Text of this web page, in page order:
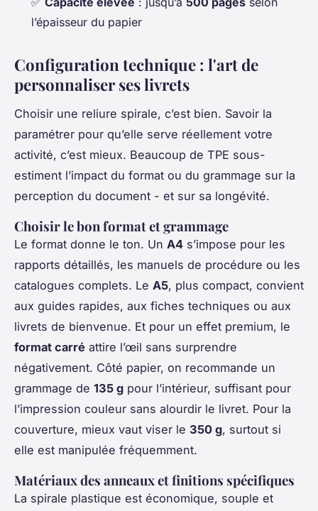
l’épaisseur du papier
Configuration technique : l'art de
personnaliser ses livrets
Choisir une reliure spirale, c’est bien. Savoir la
paramétrer pour qu’elle serve réellement votre
activité, c’est mieux. Beaucoup de TPE sous-
estiment l’impact du format ou du grammage sur la
perception du document - et sur sa longévité.
Choisir le bon format et grammage
Le format donne le ton. Un A4 s’impose pour les
rapports détaillés, les manuels de procédure ou les
catalogues complets. Le A5, plus compact, convient
aux guides rapides, aux fiches techniques ou aux
livrets de bienvenue. Et pour un effet premium, le
format carré attire l’œil sans surprendre
négativement. Côté papier, on recommande un
grammage de 135 g pour l’intérieur, suffisant pour
l’impression couleur sans alourdir le livret. Pour la
couverture, mieux vaut viser le 350 g, surtout si
elle est manipulée fréquemment.
Matériaux des anneaux et finitions spécifiques
La spirale plastique est économique, souple et